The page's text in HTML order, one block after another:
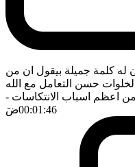
له كلمة جميلة بيقول ان من
حسن التعامل مع الله
اعظم اسباب الانتكاسات -
00:01:46ضَ